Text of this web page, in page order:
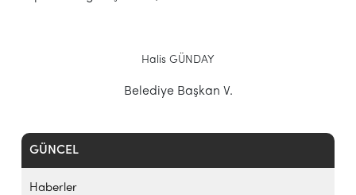
GÜNCEL
Haberler
Halis GÜNDAY
Belediye Başkan V.